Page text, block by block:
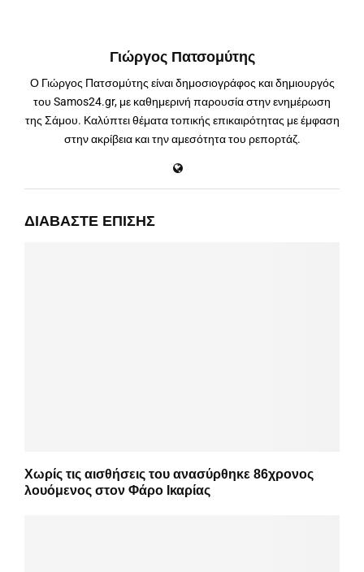
Γιώργος Πατσομύτης
Ο Γιώργος Πατσομύτης είναι δημοσιογράφος και δημιουργός
του Samos24.gr, με καθημερινή παρουσία στην ενημέρωση
της Σάμου. Καλύπτει θέματα τοπικής επικαιρότητας με έμφαση
στην ακρίβεια και την αμεσότητα του ρεπορτάζ.
ΔΙΑΒΆΣΤΕ ΕΠΊΣΗΣ
Χωρίς τις αισθήσεις του ανασύρθηκε 86χρονος
λουόμενος στον Φάρο Ικαρίας